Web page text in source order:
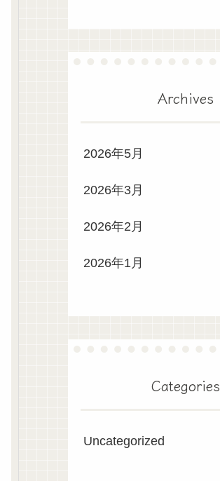
Archives
2026年5月
2026年3月
2026年2月
2026年1月
Categories
Uncategorized